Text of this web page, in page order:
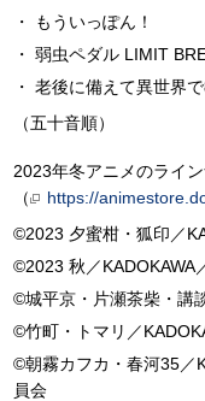
もういっぽん！
弱虫ペダル LIMIT
老後に備えて異世界
（五十音順）
2023年冬アニメのライ
（
https://
©2023 夕蜜柑・狐印／
©2023 秋／KADOKAWA
©城平京・片瀬茶柴・講
©竹町・トマリ／
©朝霧カフカ・春河35／
員会